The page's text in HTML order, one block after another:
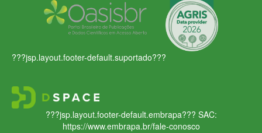
???jsp.layout.footer-default.suportado???
???jsp.layout.footer-default.embrapa??? SAC:
https://www.embrapa.br/fale-conosco